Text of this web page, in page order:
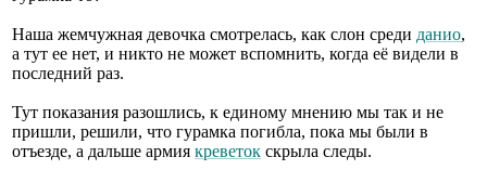
Наша жемчужная девочка смотрелась, как слон среди данио,
а тут ее нет, и никто не может вспомнить, когда её видели в
последний раз.
Тут показания разошлись, к единому мнению мы так и не
пришли, решили, что гурамка погибла, пока мы были в
отъезде, а дальше армия креветок скрыла следы.